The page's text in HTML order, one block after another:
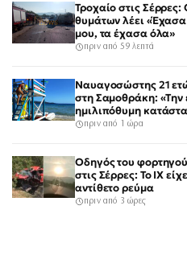
Τροχαίο στις
θυμάτων λέει «Έχασα
μου, τα έχασα όλα»
πριν από 59 λεπτά
Ναυαγοσώστης 21
στη Σαμοθράκη: «Την
ημιλιπόθυμη
πριν από 1 ώρα
Οδηγός του
στις Σέρρες: Το ΙΧ
αντίθετο ρεύμα
πριν από 3 ώρες